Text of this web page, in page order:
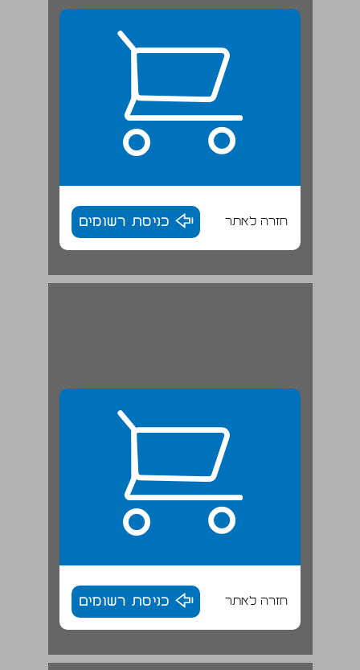
חזרה לאתר כניסת רשומים
חזרה לאתר כניסת רשומים
שער א: מבואות ... 27